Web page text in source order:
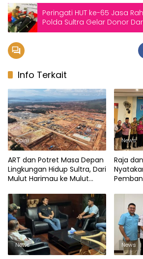
Peringati HUT ke-65 Jasa
Polda Sultra Gelar Donor
Info Terkait
Opini
ART dan Potret Masa Depan
Lingkungan Hidup Sultra, Dari
Mulut Harimau ke Mulut
News
Raja
News News